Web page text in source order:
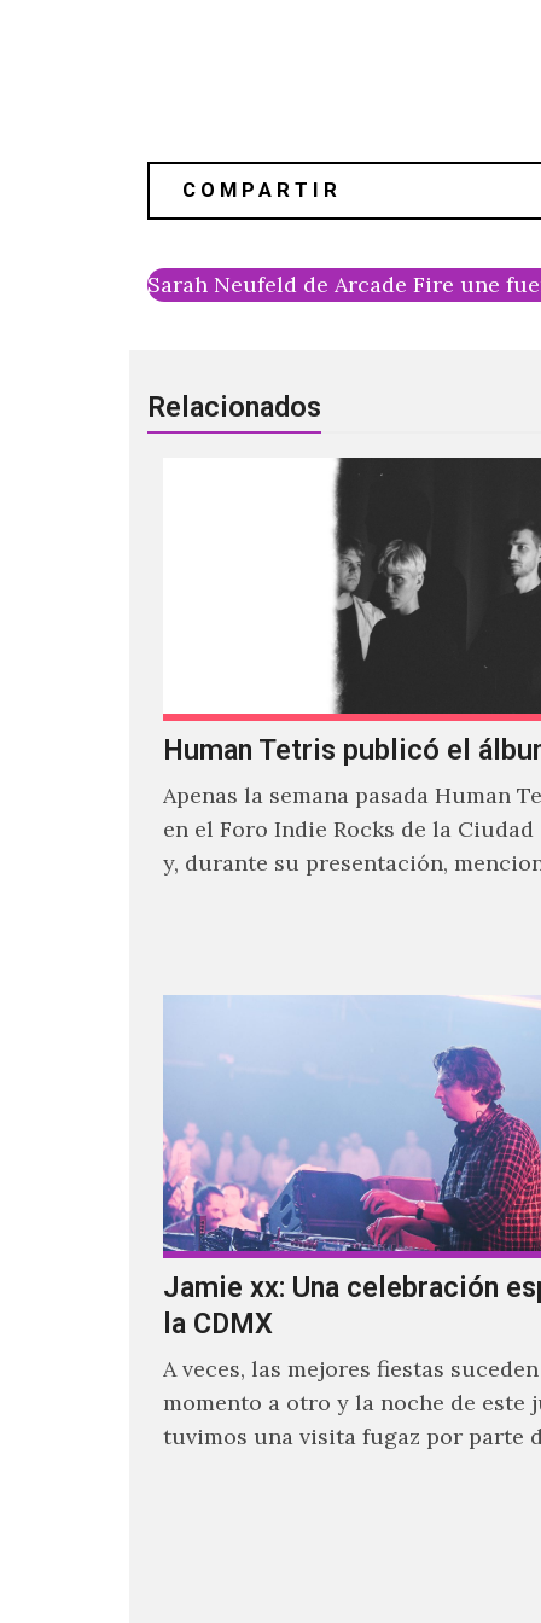
Sarah Neufeld de Arcade Fire une
Relacionados
Human Tetris publicó el
Apenas la semana pasada Human
en el Foro Indie Rocks de la
y, durante su presentación,
Jamie xx: Una celebración
la CDMX
A veces, las mejores fiestas
momento a otro y la noche de este
tuvimos una visita fugaz por parte